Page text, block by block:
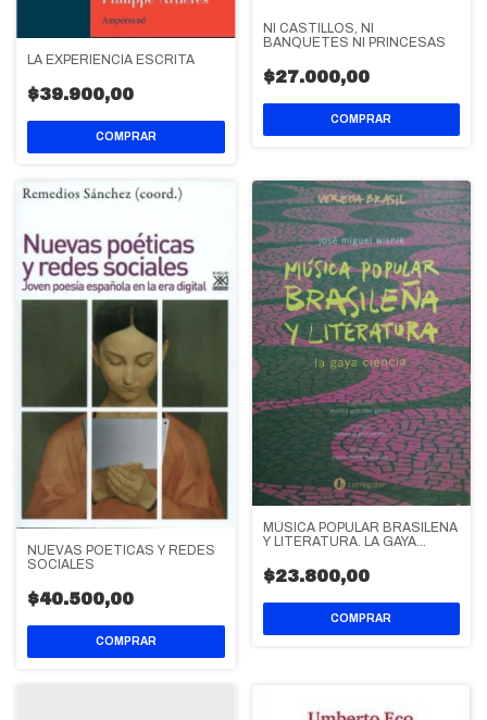
LA EXPERIENCIA ESCRITA
$39.900,00
NI CASTILLOS, NI
BANQUETES NI PRINCESAS
$27.000,00
NUEVAS POETICAS Y REDES
SOCIALES
$40.500,00
MÚSICA POPULAR BRASILEÑA
Y LITERATURA. LA GAYA
$23.800,00